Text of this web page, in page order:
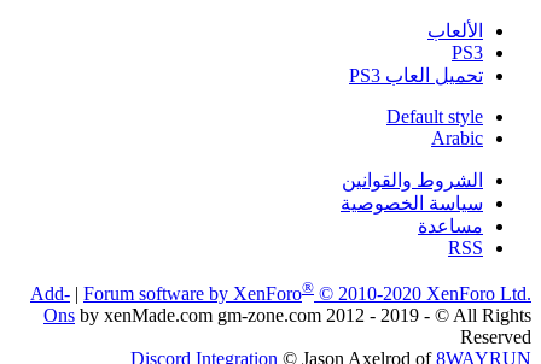
الألعاب
PS3
تحميل العاب PS3
Default style
Arabic
الشروط والقوانين
سياسة الخصوصية
مساعدة
RSS
Forum software by XenForo® © 2010-2020 XenForo Ltd.
|
Add-
Ons by xenMade.com gm-zone.com 2012 - 2019 - © All Rights
Reserved
Discord Integration © Jason Axelrod of8WAYRUN